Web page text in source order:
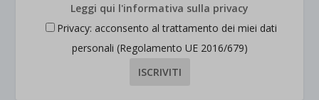
Leggi qui l'informativa sulla privacy
Privacy: acconsento al trattamento dei miei dati
personali (Regolamento UE 2016/679)